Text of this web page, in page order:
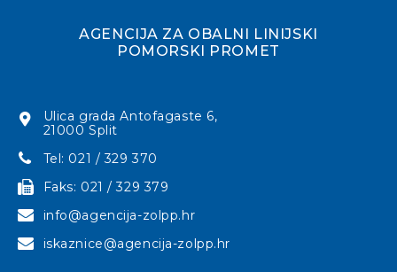
AGENCIJA ZA OBALNI LINIJSKI
POMORSKI PROMET
Ulica grada Antofagaste 6,
21000 Split
Tel: 021 / 329 370
Faks: 021 / 329 379
info@agencija-zolpp.hr
iskaznice@agencija-zolpp.hr